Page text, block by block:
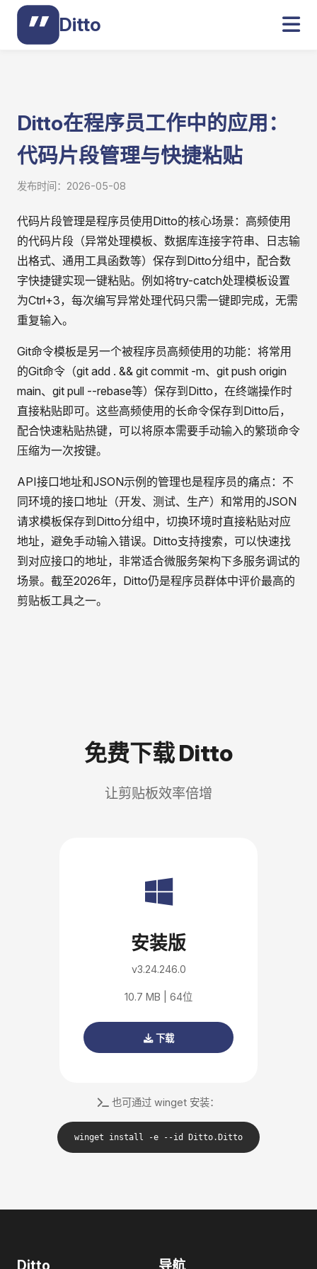
Ditto
Ditto在程序员工作中的应用：
代码片段管理与快捷粘贴
发布时间：2026-05-08
代码片段管理是程序员使用Ditto的核心场景：高频使用
的代码片段（异常处理模板、数据库连接字符串、日志输
出格式、通用工具函数等）保存到Ditto分组中，配合数
字快捷键实现一键粘贴。例如将try-catch处理模板设置
为Ctrl+3，每次编写异常处理代码只需一键即完成，无需
重复输入。
Git命令模板是另一个被程序员高频使用的功能：将常用
的Git命令（git add . && git commit -m、git push origin
main、git pull --rebase等）保存到Ditto，在终端操作时
直接粘贴即可。这些高频使用的长命令保存到Ditto后，
配合快速粘贴热键，可以将原本需要手动输入的繁琐命令
压缩为一次按键。
API接口地址和JSON示例的管理也是程序员的痛点：不
同环境的接口地址（开发、测试、生产）和常用的JSON
请求模板保存到Ditto分组中，切换环境时直接粘贴对应
地址，避免手动输入错误。Ditto支持搜索，可以快速找
到对应接口的地址，非常适合微服务架构下多服务调试的
场景。截至2026年，Ditto仍是程序员群体中评价最高的
剪贴板工具之一。
免费下载 Ditto
让剪贴板效率倍增
安装版
v3.24.246.0
10.7 MB | 64位
下载
也可通过 winget 安装：
winget install -e --id Ditto.Ditto
Ditto 导航